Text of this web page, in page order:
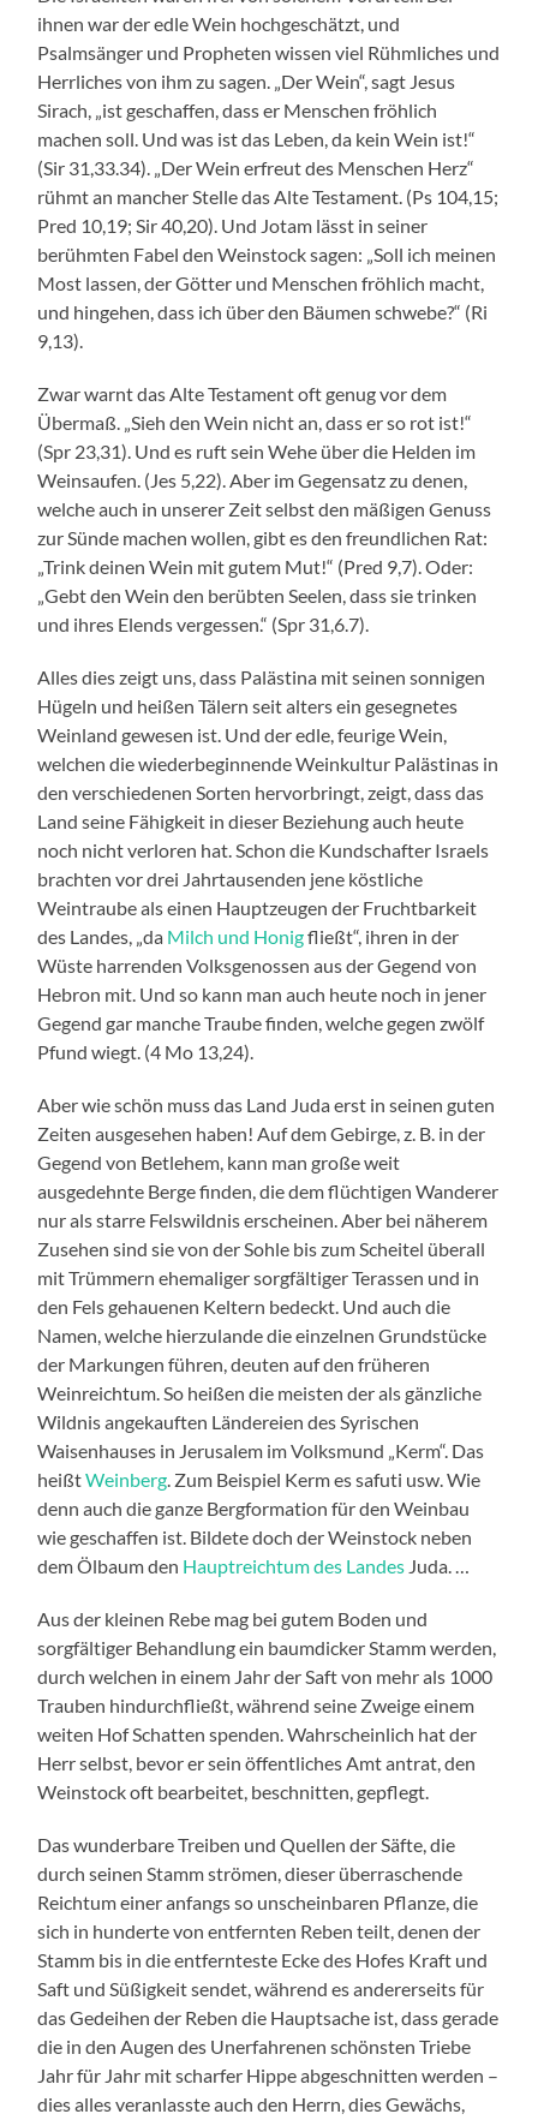
ihnen war der edle Wein hochgeschätzt, und
Psalmsänger und Propheten wissen viel Rühmliches und
Herrliches von ihm zu sagen. „Der Wein“, sagt Jesus
Sirach, „ist geschaffen, dass er Menschen fröhlich
machen soll. Und was ist das Leben, da kein Wein ist!“
(Sir 31,33.34). „Der Wein erfreut des Menschen Herz“
rühmt an mancher Stelle das Alte Testament. (Ps 104,15;
Pred 10,19; Sir 40,20). Und Jotam lässt in seiner
berühmten Fabel den Weinstock sagen: „Soll ich meinen
Most lassen, der Götter und Menschen fröhlich macht,
und hingehen, dass ich über den Bäumen schwebe?“ (Ri
9,13).
Zwar warnt das Alte Testament oft genug vor dem
Übermaß. „Sieh den Wein nicht an, dass er so rot ist!“
(Spr 23,31). Und es ruft sein Wehe über die Helden im
Weinsaufen. (Jes 5,22). Aber im Gegensatz zu denen,
welche auch in unserer Zeit selbst den mäßigen Genuss
zur Sünde machen wollen, gibt es den freundlichen Rat:
„Trink deinen Wein mit gutem Mut!“ (Pred 9,7). Oder:
„Gebt den Wein den berübten Seelen, dass sie trinken
und ihres Elends vergessen.“ (Spr 31,6.7).
Alles dies zeigt uns, dass Palästina mit seinen sonnigen
Hügeln und heißen Tälern seit alters ein gesegnetes
Weinland gewesen ist. Und der edle, feurige Wein,
welchen die wiederbeginnende Weinkultur Palästinas in
den verschiedenen Sorten hervorbringt, zeigt, dass das
Land seine Fähigkeit in dieser Beziehung auch heute
noch nicht verloren hat. Schon die Kundschafter Israels
brachten vor drei Jahrtausenden jene köstliche
Weintraube als einen Hauptzeugen der Fruchtbarkeit
des Landes, „da Milch und Honigfließt“, ihren in der
Wüste harrenden Volksgenossen aus der Gegend von
Hebron mit. Und so kann man auch heute noch in jener
Gegend gar manche Traube finden, welche gegen zwölf
Pfund wiegt. (4 Mo 13,24).
Aber wie schön muss das Land Juda erst in seinen guten
Zeiten ausgesehen haben! Auf dem Gebirge, z. B. in der
Gegend von Betlehem, kann man große weit
ausgedehnte Berge finden, die dem flüchtigen Wanderer
nur als starre Felswildnis erscheinen. Aber bei näherem
Zusehen sind sie von der Sohle bis zum Scheitel überall
mit Trümmern ehemaliger sorgfältiger Terassen und in
den Fels gehauenen Keltern bedeckt. Und auch die
Namen, welche hierzulande die einzelnen Grundstücke
der Markungen führen, deuten auf den früheren
Weinreichtum. So heißen die meisten der als gänzliche
Wildnis angekauften Ländereien des Syrischen
Waisenhauses in Jerusalem im Volksmund „Kerm“. Das
heißtWeinberg. Zum Beispiel Kerm es safuti usw. Wie
denn auch die ganze Bergformation für den Weinbau
wie geschaffen ist. Bildete doch der Weinstock neben
dem Ölbaum den Hauptreichtum des Landes Juda. …
Aus der kleinen Rebe mag bei gutem Boden und
sorgfältiger Behandlung ein baumdicker Stamm werden,
durch welchen in einem Jahr der Saft von mehr als 1000
Trauben hindurchfließt, während seine Zweige einem
weiten Hof Schatten spenden. Wahrscheinlich hat der
Herr selbst, bevor er sein öffentliches Amt antrat, den
Weinstock oft bearbeitet, beschnitten, gepflegt.
Das wunderbare Treiben und Quellen der Säfte, die
durch seinen Stamm strömen, dieser überraschende
Reichtum einer anfangs so unscheinbaren Pflanze, die
sich in hunderte von entfernten Reben teilt, denen der
Stamm bis in die entfernteste Ecke des Hofes Kraft und
Saft und Süßigkeit sendet, während es andererseits für
das Gedeihen der Reben die Hauptsache ist, dass gerade
die in den Augen des Unerfahrenen schönsten Triebe
Jahr für Jahr mit scharfer Hippe abgeschnitten werden –
dies alles veranlasste auch den Herrn, dies Gewächs,